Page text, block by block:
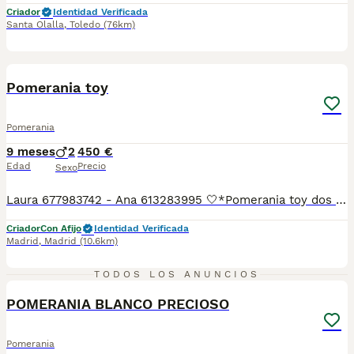
Criador
Identidad Verificada
Santa Olalla, Toledo (76km)
Pomerania toy
Pomerania
9 meses
Edad
2
Sexo
450 €
Precio
Laura 677983742 - Ana 613283995 🤍*Pomerania toy dos machos cachorros con 9 meses un espectáculo un pelo de película*🤍 ¿Buscas un nuevo compañero para tu hogar? ❤️ Tenemos preciosos cachorros listos para encontrar una familia responsable. ✅ Vacunados ✅ Desparasitados ✅ Cartilla sanitaria ✅ Garantías incluidas ✅ Máxima atención y cuidado Se hacen envíos a toda España: Andalucía: Almería, Cádiz, Córdoba, Granada, Huelva, Jaén, Málaga, Sevilla. Aragón: Huesca, Teruel, Zaragoza. Asturias: Oviedo. Baleares: Palma. Canarias: Las Palmas de Gran Canaria, Santa Cruz de Tenerife. Cantabria: Santander. Castilla-La Mancha: Albacete, Ciudad Real, Cuenca, Guadalajara, Toledo. Castilla y León: Ávila, Burgos, León, Palencia, Salamanca, Segovia, Soria, Valladolid, Zamora. Cataluña: Barcelona, Gerona (Girona), Lérida (Lleida), Tarragona .Comunidad Valenciana: Alicante, Castellón de la Plana, Valencia. Extremadura: Badajoz, Cáceres .Galicia: La Coruña (A Coruña), Lugo, Orense (Ourense), Pontevedra. La Rioja: Logroño. Madrid: Madrid .Murcia: Murcia. Navarra: Pamplona. País Vasco: Bilbao (Vizcaya), San Sebastián (Guipúzcoa), Vitoria (Álava). 🐾 Cachorros sanos, sociables y criados con mucho cariño. 📲 ¡Pregunta sin compromiso por disponibilidad, fotos y precios por mensaje privado!
CriadorCon Afijo
Identidad Verificada
Madrid , Madrid (10.6km)
TODOS LOS ANUNCIOS
POMERANIA BLANCO PRECIOSO
Pomerania